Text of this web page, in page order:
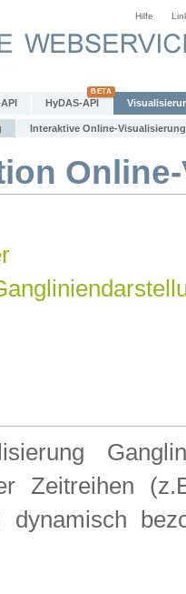
Hilfe
HyDAS-API
Interaktive Online-Visualisierung
Zeitreihen
dynamisch